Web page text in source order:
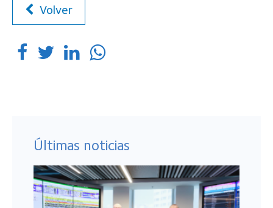
Volver
Últimas noticias